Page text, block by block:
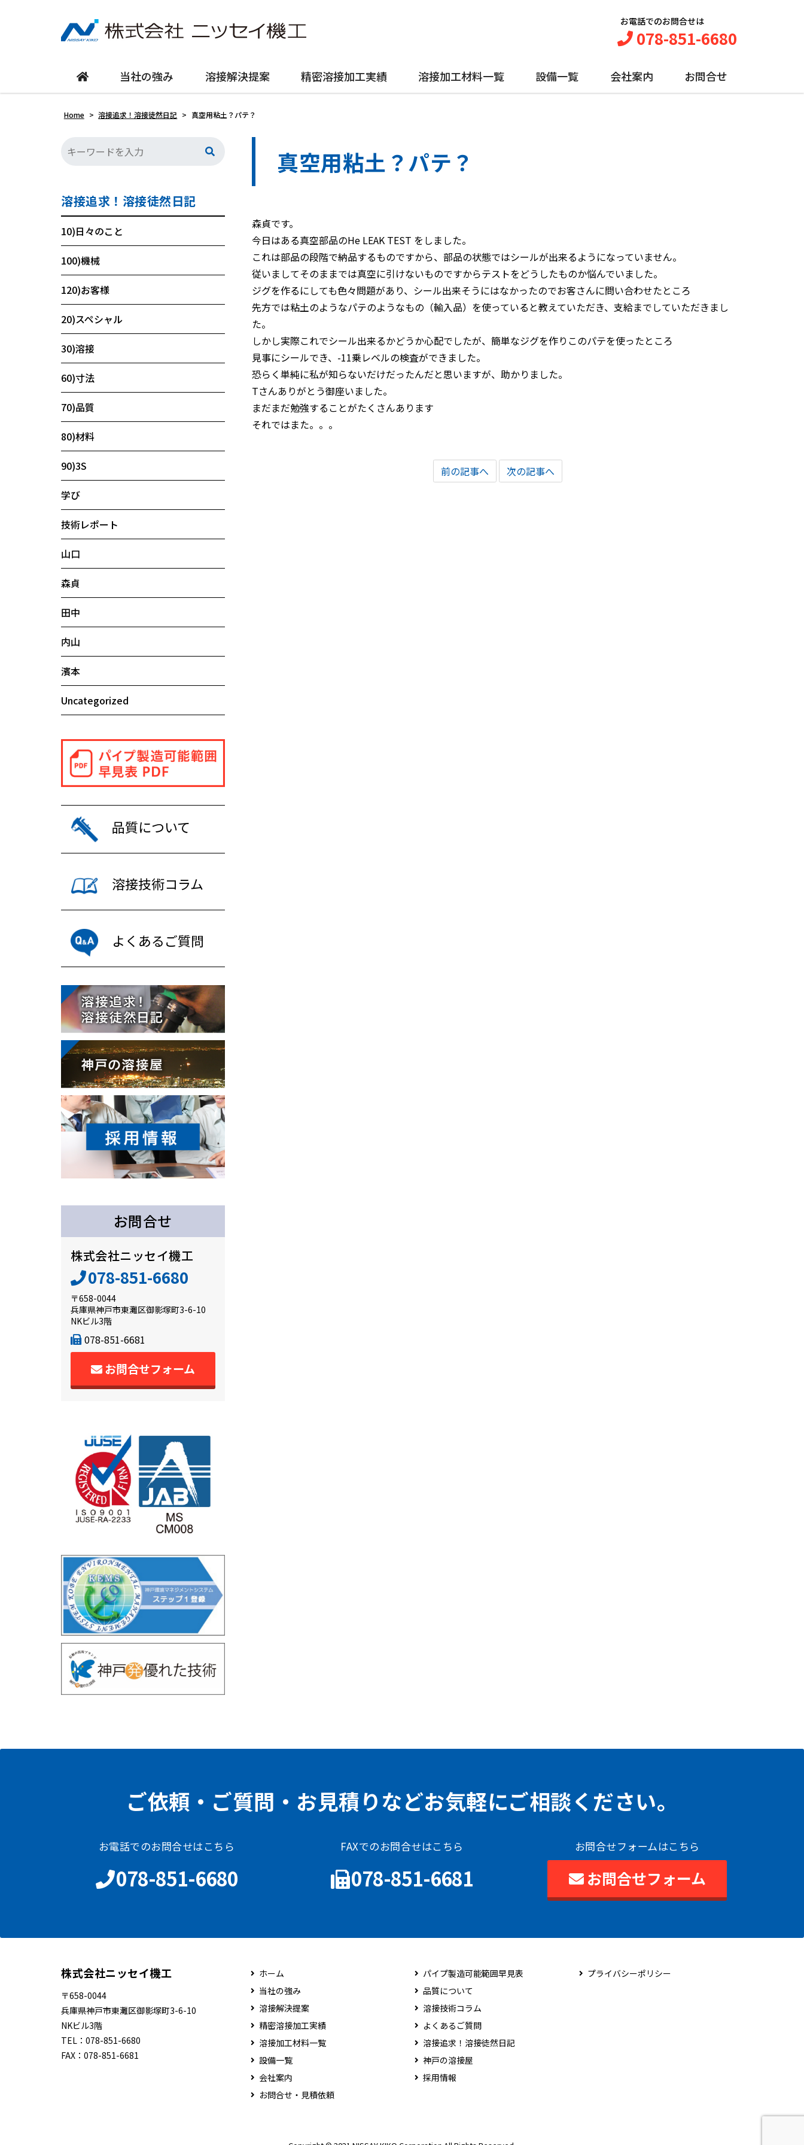
お電話でのお問合せは
078-851-6680
当社の強み 溶接解決提案 精密溶接加工実績 溶接加工材料一覧 設備一覧 会社案内 お問合せ
Home > 溶接追求！溶接徒然日記 > 真空用粘土？パテ？
真空用粘土？パテ？
森貞です。
今日はある真空部品のHe LEAK TEST をしました。
これは部品の段階で納品するものですから、部品の状態ではシールが出来るようになっていません。
従いましてそのままでは真空に引けないものですからテストをどうしたものか悩んでいました。
ジグを作るにしても色々問題があり、シール出来そうにはなかったのでお客さんに問い合わせたところ
先方では粘土のようなパテのようなもの（輸入品）を使っていると教えていただき、支給までしていただきまし
た。
しかし実際これでシール出来るかどうか心配でしたが、簡単なジグを作りこのパテを使ったところ
見事にシールでき、-11乗レベルの検査ができました。
恐らく単純に私が知らないだけだったんだと思いますが、助かりました。
Tさんありがとう御座いました。
まだまだ勉強することがたくさんあります
それではまた。。。
前の記事へ 次の記事へ
溶接追求！溶接徒然日記
10)日々のこと
100)機械
120)お客様
20)スペシャル
30)溶接
60)寸法
70)品質
80)材料
90)3S
学び
技術レポート
山口
森貞
田中
内山
濱本
Uncategorized
品質について
溶接技術コラム
よくあるご質問
お問合せ
株式会社ニッセイ機工
078-851-6680
〒658-0044
兵庫県神戸市東灘区御影塚町3-6-10
NKビル3階
078-851-6681
お問合せフォーム
ご依頼・ご質問・お見積りなどお気軽にご相談ください。
お電話でのお問合せはこちら
078-851-6680
FAXでのお問合せはこちら
078-851-6681
お問合せフォームはこちら
お問合せフォーム
株式会社ニッセイ機工
〒658-0044
兵庫県神戸市東灘区御影塚町3-6-10
NKビル3階
TEL： 078-851-6680
FAX： 078-851-6681
ホーム
当社の強み
溶接解決提案
精密溶接加工実績
溶接加工材料一覧
設備一覧
会社案内
お問合せ・見積依頼
パイプ製造可能範囲早見表
品質について
溶接技術コラム
よくあるご質問
溶接追求！溶接徒然日記
神戸の溶接屋
採用情報
プライバシーポリシー